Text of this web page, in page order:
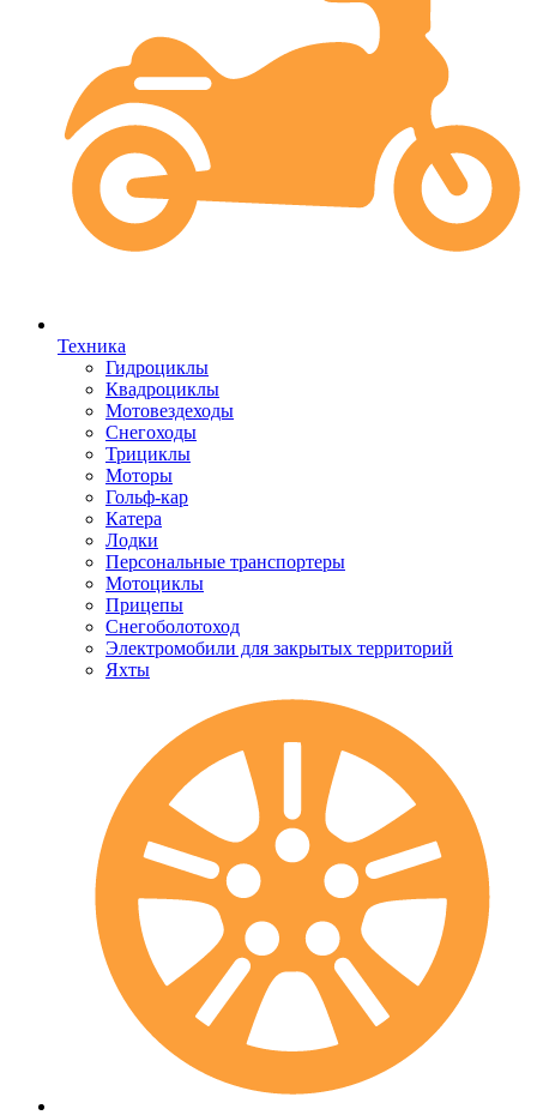
Техника
Гидроциклы
Квадроциклы
Мотовездеходы
Снегоходы
Трициклы
Моторы
Гольф-кар
Катера
Лодки
Персональные транспортеры
Мотоциклы
Прицепы
Снегоболотоход
Электромобили для закрытых территорий
Яхты